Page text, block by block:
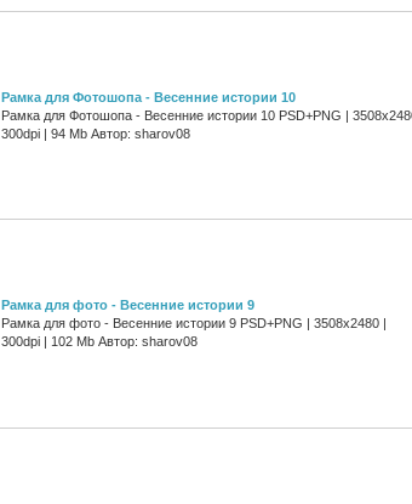
Рамка для Фотошопа - Весенние истории 10
Рамка для Фотошопа - Весенние истории 10 PSD+PNG |
300dpi | 94 Mb Автор: sharov08
Рамка для фото - Весенние истории 9
Рамка для фото - Весенние истории 9 PSD+PNG | 3508x2480 |
300dpi | 102 Mb Автор: sharov08